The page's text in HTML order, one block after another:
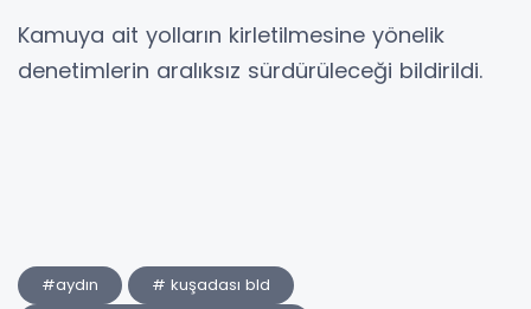
Kamuya ait yolların kirletilmesine yönelik
denetimlerin aralıksız sürdürüleceği bildirildi.
#aydın
# kuşadası bld